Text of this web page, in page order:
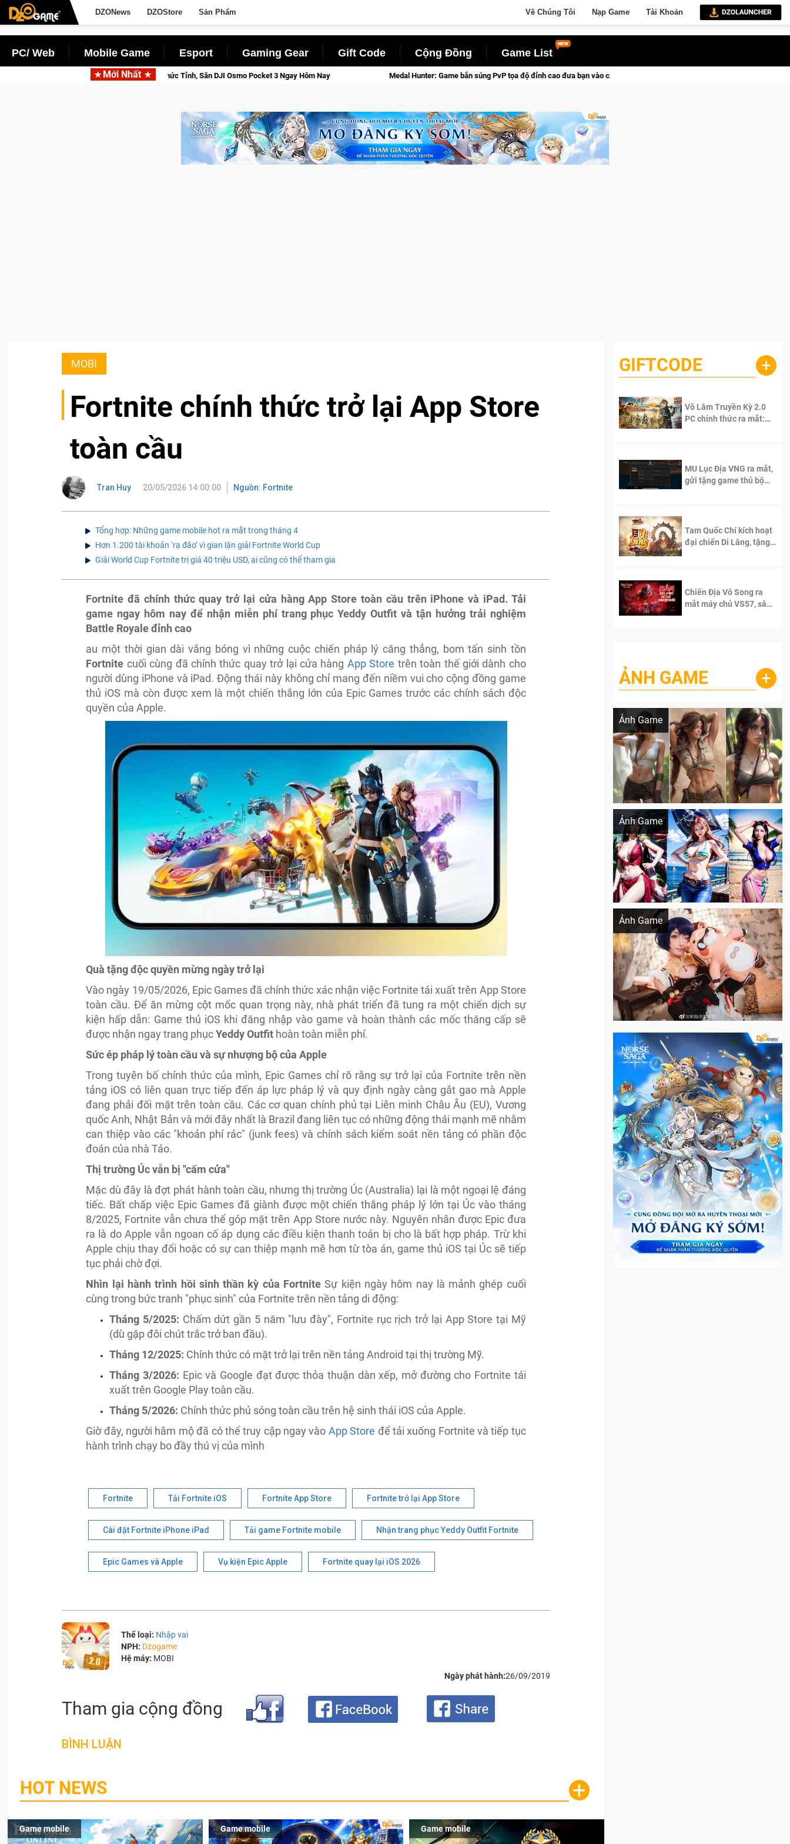
DZONews DZOStore Sản Phẩm Về Chúng Tôi Nạp Game Tài Khoản
PC/ Web Mobile Game Esport Gaming Gear Gift Code Cộng Đồng Game List
Mới Nhất
Saga: Cửu Giới Thức Tỉnh, Săn DJI Osmo Pocket 3 Ngay Hôm Nay Medal Hunter: Game bắn súng PvP tọa độ đỉnh cao đưa bạn vào các chiến dịch lịch sử khốc liệt
MOBI
Fortnite chính thức trở lại App Store
toàn cầu
Tran Huy 20/05/2026 14:00:00 Nguồn: Fortnite
Tổng hợp: Những game mobile hot ra mắt trong tháng 4
Hơn 1.200 tài khoản ‘ra đảo’ vì gian lận giải Fortnite World Cup
Giải World Cup Fortnite trị giá 40 triệu USD, ai cũng có thể tham gia
Fortnite đã chính thức quay trở lại cửa hàng App Store toàn cầu trên iPhone và iPad. Tải
game ngay hôm nay để nhận miễn phí trang phục Yeddy Outfit và tận hưởng trải nghiệm
Battle Royale đỉnh cao
au một thời gian dài vắng bóng vì những cuộc chiến pháp lý căng thẳng, bom tấn sinh tồn
Fortnite cuối cùng đã chính thức quay trở lại cửa hàng App Store trên toàn thế giới dành cho
người dùng iPhone và iPad. Động thái này không chỉ mang đến niềm vui cho cộng đồng game
thủ iOS mà còn được xem là một chiến thắng lớn của Epic Games trước các chính sách độc
quyền của Apple.
Quà tặng độc quyền mừng ngày trở lại
Vào ngày 19/05/2026, Epic Games đã chính thức xác nhận việc Fortnite tái xuất trên App Store
toàn cầu. Để ăn mừng cột mốc quan trọng này, nhà phát triển đã tung ra một chiến dịch sự
kiện hấp dẫn: Game thủ iOS khi đăng nhập vào game và hoàn thành các mốc thăng cấp sẽ
được nhận ngay trang phụcYeddy Outfit hoàn toàn miễn phí.
Sức ép pháp lý toàn cầu và sự nhượng bộ của Apple
Trong tuyên bố chính thức của mình, Epic Games chỉ rõ rằng sự trở lại của Fortnite trên nền
tảng iOS có liên quan trực tiếp đến áp lực pháp lý và quy định ngày càng gắt gao mà Apple
đang phải đối mặt trên toàn cầu. Các cơ quan chính phủ tại Liên minh Châu Âu (EU), Vương
quốc Anh, Nhật Bản và mới đây nhất là Brazil đang liên tục có những động thái mạnh mẽ nhằm
can thiệp vào các "khoản phí rác" (junk fees) và chính sách kiểm soát nền tảng có phần độc
đoán của nhà Táo.
Thị trường Úc vẫn bị "cấm cửa"
Mặc dù đây là đợt phát hành toàn cầu, nhưng thị trường Úc (Australia) lại là một ngoại lệ đáng
tiếc. Bất chấp việc Epic Games đã giành được một chiến thắng pháp lý lớn tại Úc vào tháng
8/2025, Fortnite vẫn chưa thể góp mặt trên App Store nước này. Nguyên nhân được Epic đưa
ra là do Apple vẫn ngoan cố áp dụng các điều kiện thanh toán bị cho là bất hợp pháp. Trừ khi
Apple chịu thay đổi hoặc có sự can thiệp mạnh mẽ hơn từ tòa án, game thủ iOS tại Úc sẽ tiếp
tục phải chờ đợi.
Nhìn lại hành trình hồi sinh thần kỳ của Fortnite Sự kiện ngày hôm nay là mảnh ghép cuối
cùng trong bức tranh "phục sinh" của Fortnite trên nền tảng di động:
Tháng 5/2025: Chấm dứt gần 5 năm "lưu đày", Fortnite rục rịch trở lại App Store tại Mỹ
(dù gặp đôi chút trắc trở ban đầu).
Tháng 12/2025: Chính thức có mặt trở lại trên nền tảng Android tại thị trường Mỹ.
Tháng 3/2026: Epic và Google đạt được thỏa thuận dàn xếp, mở đường cho Fortnite tái
xuất trên Google Play toàn cầu.
Tháng 5/2026: Chính thức phủ sóng toàn cầu trên hệ sinh thái iOS của Apple.
Giờ đây, người hâm mộ đã có thể truy cập ngay vào App Store để tải xuống Fortnite và tiếp tục
hành trình chạy bo đầy thú vị của mình
Fortnite Tải Fortnite iOS Fortnite App Store Fortnite trở lại App Store
Cài đặt Fortnite iPhone iPad Tải game Fortnite mobile Nhận trang phục Yeddy Outfit Fortnite
Epic Games và Apple Vụ kiện Epic Apple Fortnite quay lại iOS 2026
Thể loại: Nhập vai
NPH: Dzogame
Hệ máy: MOBI
Ngày phát hành:26/09/2019
Tham gia cộng đồng
BÌNH LUẬN
HOT NEWS +
Game mobile Game mobile Game mobile
GIFTCODE +
Võ Lâm Truyền Kỳ 2.0
PC chính thức ra mắt:
MU Lục Địa VNG ra mắt,
gửi tặng game thủ bộ
Tam Quốc Chí kích hoạt
đại chiến Di Lăng, tặng
Chiến Địa Vô Song ra
mắt máy chủ VS57, sân
ẢNH GAME +
Ảnh Game
Lala Croft vừa nóng vừa xinh dưới nét vẽ
Ảnh Game
Khi AI Cosplay gái đẹp One Piece
Ảnh Game
Cosplay Xiangling siêu cute